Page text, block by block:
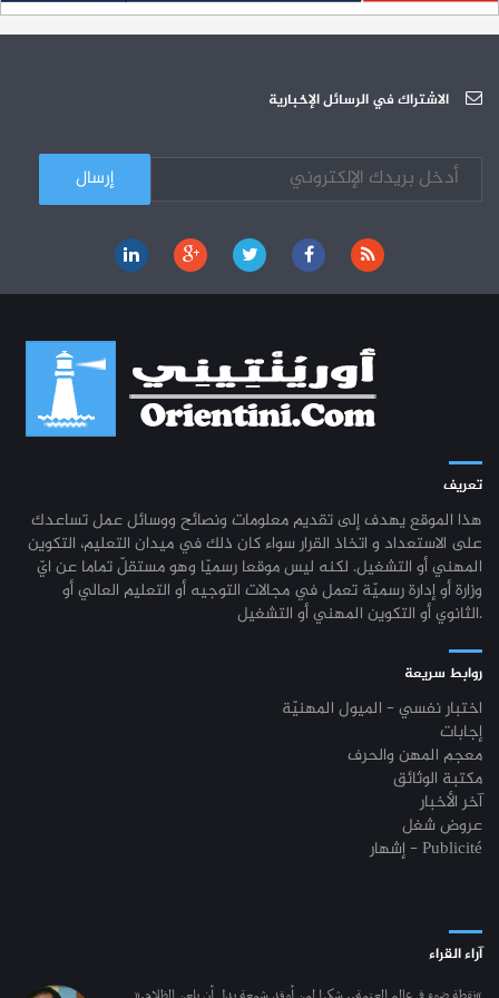
26-10 الجامعة العربية للعلوم تونس (U.A.S) : عرض لآخر إصدارات دار اليمامة
03-10 الجامعة العربية للعلوم : دورة تكوينية
الاشتراك في الرسائل الإخبارية
تعريف
هذا الموقع يهدف إلى تقديم معلومات ونصائح ووسائل عمل تساعدك
على الاستعداد و اتخاذ القرار سواء كان ذلك في ميدان التعليم، التكوين
المهني أو التشغيل. لكنه ليس موقعا رسميّا وهو مستقلّ تماما عن ايّ
وزارة أو إدارة رسميّة تعمل في مجالات التوجيه أو التعليم العالي أو
الثانوي أو التكوين المهني أو التشغيل.
روابط سريعة
اختبار نفسي - الميول المهنيّة
إجابات
معجم المهن والحرف
مكتبة الوثائق
آخر الأخبار
عروض شغل
إشهار - Publicité
آراء القراء